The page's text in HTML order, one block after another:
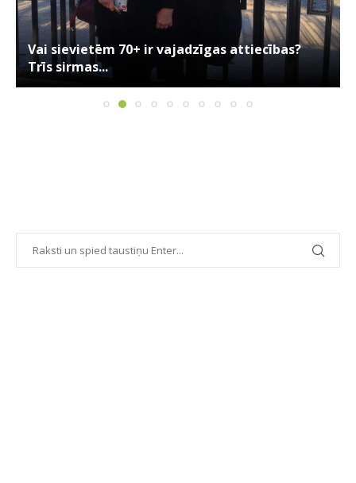
Vai sievietēm 70+ ir vajadzīgas attiecības?
Trīs sirmas...